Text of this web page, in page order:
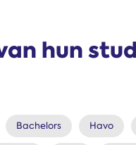
hun
Bachelors Havo